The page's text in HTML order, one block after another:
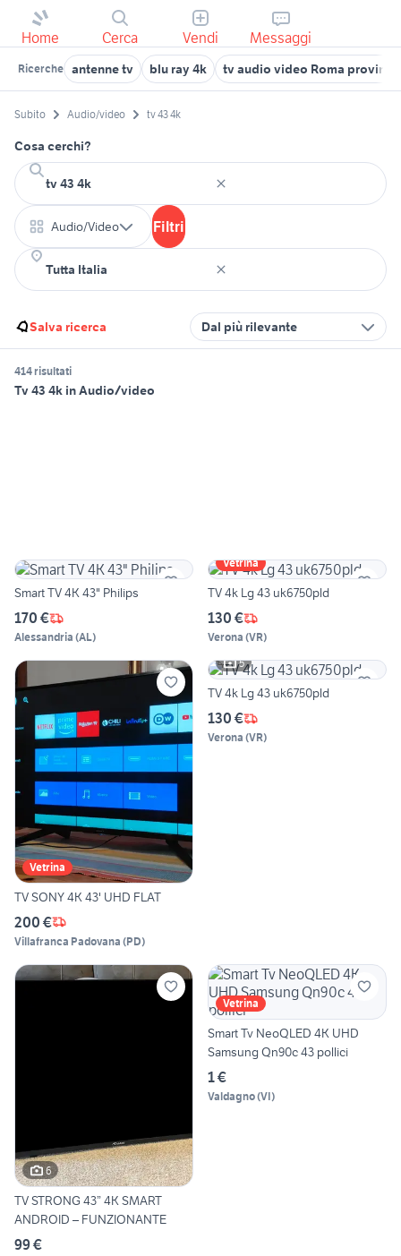
Home Cerca Vendi Messaggi
Ricerche antenne tv blu ray 4k tv audio video Roma
Subito Audio/video tv 43 4k
Cosa cerchi?
Audio/Video Filtri
Salva ricerca Dal più rilevante
414 risultati
Tv 43 4k in Audio/video
Smart TV 4K 43" Philips
170 €
Alessandria (AL)
Vetrina
TV 4k Lg 43 uk6750pld
130 €
Verona (VR)
Vetrina
TV SONY 4K 43' UHD FLAT
200 €
Villafranca Padovana (PD)
5
TV 4k Lg 43 uk6750pld
130 €
Verona (VR)
6
TV STRONG 43” 4K SMART
ANDROID – FUNZIONANTE
99 €
Vetrina
Smart Tv NeoQLED 4K UHD
Samsung Qn90c 43 pollici
1 €
Valdagno(VI)